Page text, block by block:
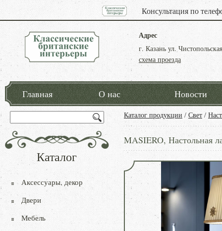
Консультация по
Адрес
г. Казань ул.
схема проезда
Главная О нас Новости
Каталог продукции / Свет /
MASIERO, Настольная
Каталог
Аксессуары, декор
Двери
Мебель